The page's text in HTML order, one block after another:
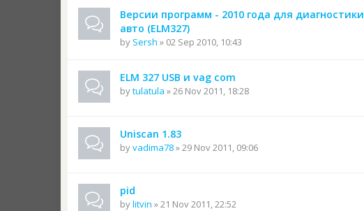
Версии программ - 2010 года для диагностики
авто (ELM327)
by Sersh » 02 Sep 2010, 10:43
ELM 327 USB и vag com
bytulatula » 26 Nov 2011, 18:28
Uniscan 1.83
byvadima78» 29 Nov 2011, 09:06
pid
bylitvin » 21 Nov 2011, 22:52